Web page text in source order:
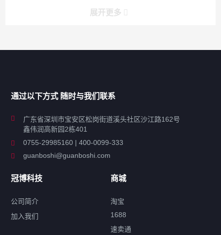
展开更多
工业超声波清洗设备
特种超声波洗净产品
超声波配件
通过以下方式 随时与我们联系
广东省深圳市宝安区松岗街道溪头社区沙江路162号
鑫伟润高新园2栋401
0755-29985160 | 400-0099-333
guanboshi@guanboshi.com
冠博科技
公司简介
加入我们
商城
淘宝
1688
速卖通